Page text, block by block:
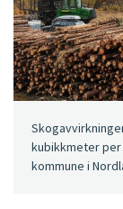
kubikkmeter per
kommune i